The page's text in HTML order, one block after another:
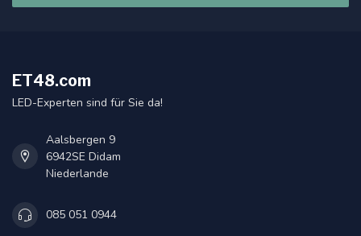
ET48.com
LED-Experten sind für Sie da!
Aalsbergen 9
6942SE Didam
Niederlande
085 051 0944